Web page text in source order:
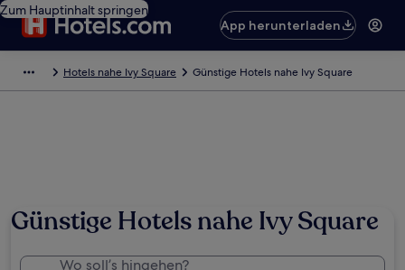
Zum Hauptinhalt springen
App herunterladen
Hotels nahe Ivy Square Günstige Hotels nahe Ivy Square
Günstige Hotels nahe Ivy Square
Wo soll’s hingehen?